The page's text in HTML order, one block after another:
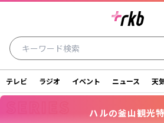
テレビ ラジオ イ
テレビ ラジオ イベント ニュース 天
ハルの釜山観光